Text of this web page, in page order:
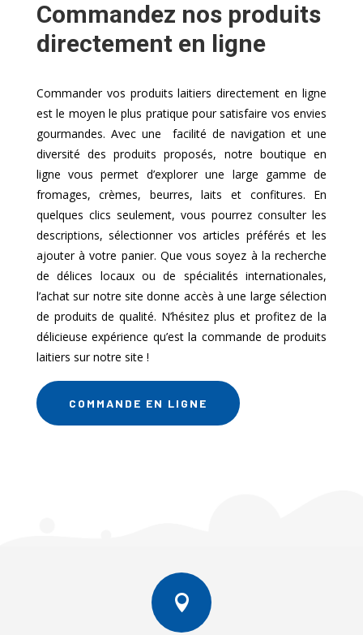
Commandez nos produits
directement en ligne
Commander vos produits laitiers directement en ligne
est le moyen le plus pratique pour satisfaire vos envies
gourmandes. Avec une facilité de navigation et une
diversité des produits proposés, notre boutique en
ligne vous permet d’explorer une large gamme de
fromages, crèmes, beurres, laits et confitures. En
quelques clics seulement, vous pourrez consulter les
descriptions, sélectionner vos articles préférés et les
ajouter à votre panier. Que vous soyez à la recherche
de délices locaux ou de spécialités internationales,
l’achat sur notre site donne accès à une large sélection
de produits de qualité. N’hésitez plus et profitez de la
délicieuse expérience qu’est la commande de produits
laitiers sur notre site !
COMMANDE EN LIGNE
